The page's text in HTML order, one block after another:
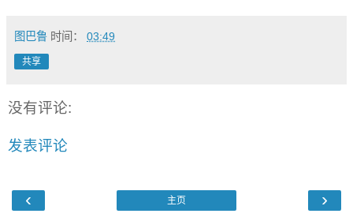
图巴鲁 时间： 03:49
共享
没有评论:
发表评论
‹ ›
主页